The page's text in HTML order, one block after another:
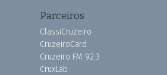
Parceiros
ClassiCruzeiro
CruzeiroCard
Cruzeiro FM 92.3
CruxLab